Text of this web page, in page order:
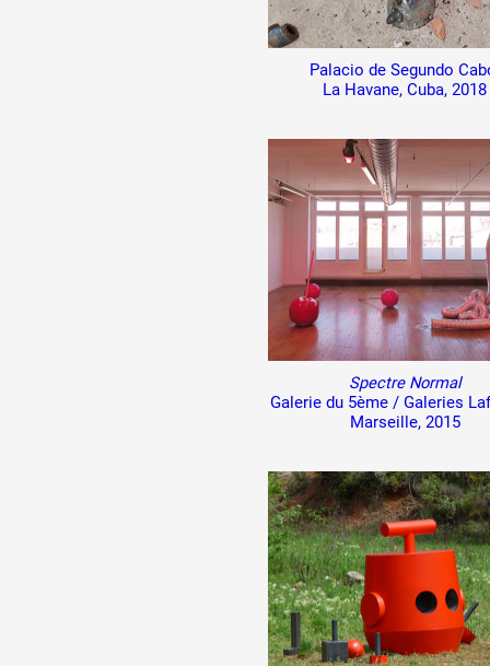
Palacio de Segundo
La Havane, Cuba, 2018
Spectre Normal
Galerie du 5ème / Galeries
Marseille, 2015